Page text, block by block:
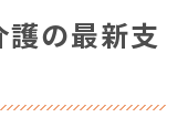
の最新支